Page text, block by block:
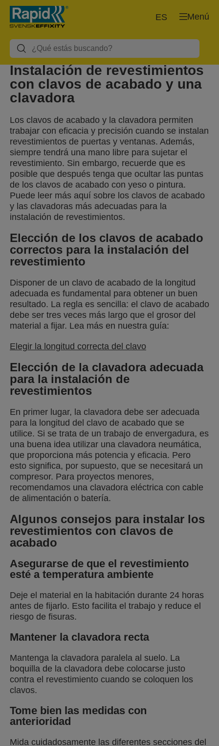
Menú
ES
Instalación de revestimientos
con clavos de acabado y una
clavadora
Los clavos de acabado y la clavadora permiten
trabajar con eficacia y precisión cuando se instalan
revestimientos de puertas y ventanas. Además,
siempre tendrá una mano libre para sujetar el
revestimiento. Sin embargo, recuerde que es
posible que después tenga que ocultar las puntas
de los clavos de acabado con yeso o pintura.
Puede leer más aquí sobre los clavos de acabado
y las clavadoras más adecuadas para la
instalación de revestimientos.
Elección de los clavos de acabado
correctos para la instalación del
revestimiento
Disponer de un clavo de acabado de la longitud
adecuada es fundamental para obtener un buen
resultado. La regla es sencilla: el clavo de acabado
debe ser tres veces más largo que el grosor del
material a fijar. Lea más en nuestra guía:
Elegir la longitud correcta del clavo
Elección de la clavadora adecuada
para la instalación de
revestimientos
En primer lugar, la clavadora debe ser adecuada
para la longitud del clavo de acabado que se
utilice. Si se trata de un trabajo de envergadura, es
una buena idea utilizar una clavadora neumática,
que proporciona más potencia y eficacia. Pero
esto significa, por supuesto, que se necesitará un
compresor. Para proyectos menores,
recomendamos una clavadora eléctrica con cable
de alimentación o batería.
Algunos consejos para instalar los
revestimientos con clavos de
acabado
Asegurarse de que el revestimiento
esté a temperatura ambiente
Deje el material en la habitación durante 24 horas
antes de fijarlo. Esto facilita el trabajo y reduce el
riesgo de fisuras.
Mantener la clavadora recta
Mantenga la clavadora paralela al suelo. La
boquilla de la clavadora debe colocarse justo
contra el revestimiento cuando se coloquen los
clavos.
Tome bien las medidas con
anterioridad
Mida cuidadosamente las diferentes secciones del